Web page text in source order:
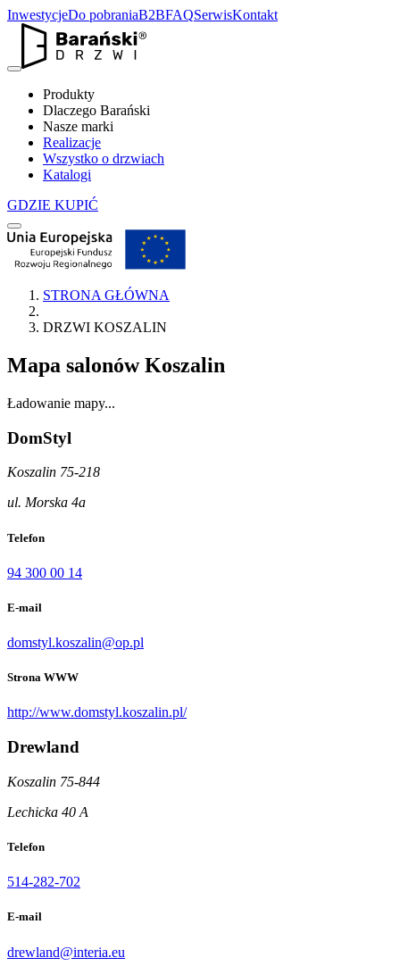
InwestycjeDo pobraniaB2BFAQSerwisKontakt
Produkty
Dlaczego Barański
Nasze marki
Realizacje
Wszystko o drzwiach
Katalogi
GDZIE KUPIĆ
STRONA GŁÓWNA
DRZWI KOSZALIN
Mapa salonówKoszalin
Ładowanie mapy...
DomStyl
Koszalin 75-218
ul. Morska 4a
Telefon
94 300 00 14
E-mail
domstyl.koszalin@op.pl
Strona WWW
http://www.domstyl.koszalin.pl/
Drewland
Koszalin 75-844
Lechicka 40 A
Telefon
514-282-702
E-mail
drewland@interia.eu